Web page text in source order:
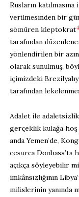
Rusların
verilmesinden bir
sömüren kleptokrat4
tarafından
yönlendirilen bir
olarak sunulmuş,
içimizdeki
tarafından
Adalet ile adaletsizlik
gerçeklik kulağa hoş
anda Yemen’de,
cesurca Donbass’ta
açıkça söyleyebilir
imkânsızlığının
milislerinin yanında